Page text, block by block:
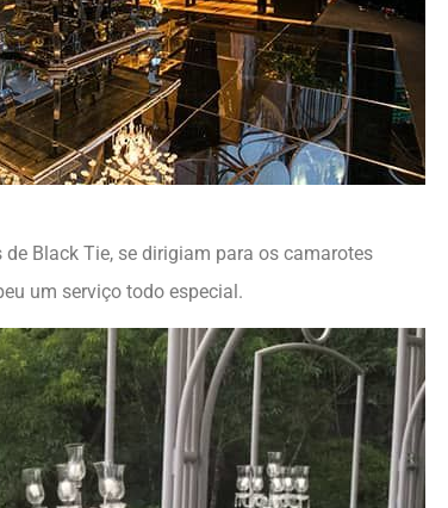
Black Tie, se dirigiam para os camarotes
um serviço todo especial.